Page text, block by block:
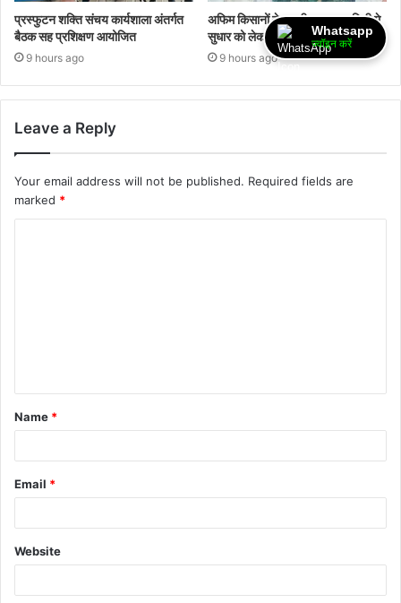
प्रस्फुटन शक्ति संचय कार्यशाला अंतर्गत
बैठक सह प्रशिक्षण आयोजित
9 hours ago
अफिम किसानों ने अपनी समस्या व निती मे
सुधार को लेकर ज्ञापन दिया
9 hours ago
Leave a Reply
Your email address will not be published. Required fields are
marked *
Name *
Email *
Website
Whatsapp
ज्वॉइन करें